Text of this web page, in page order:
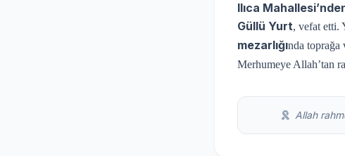
Ilıca
Güllü Yurt, vefat etti.
mezarlığında toprağa
Merhumeye Allah’tan
Allah